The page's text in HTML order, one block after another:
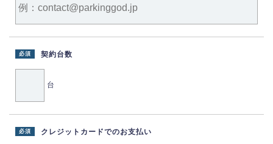
契約台数
必須
台
クレジットカードでのお支払い
必須